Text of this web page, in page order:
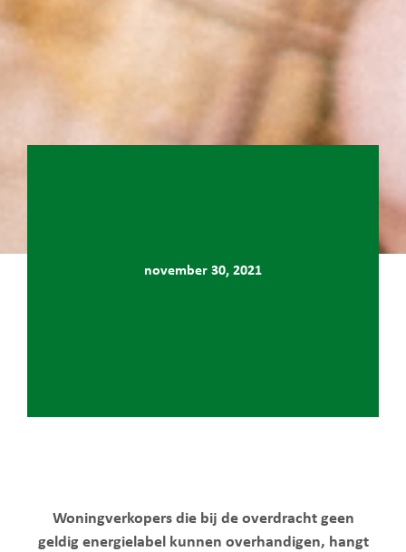
november 30, 2021
Woningverkopers die bij de overdracht geen
geldig energielabel kunnen overhandigen, hangt